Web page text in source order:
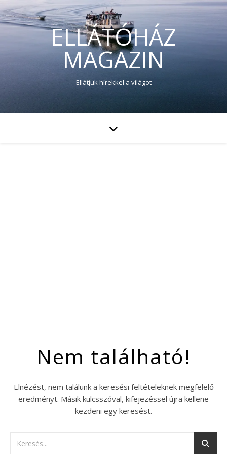
ELLÁTÓHÁZ
MAGAZIN
Ellátjuk hírekkel a világot
Nem található!
Elnézést, nem találunk a keresési feltételeknek megfelelő
eredményt. Másik kulcsszóval, kifejezéssel újra kellene
kezdeni egy keresést.